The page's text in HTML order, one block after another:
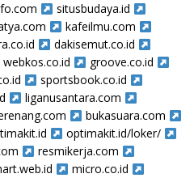
situsbudaya.id
kafeilmu.com
dakisemut.co.id
webkos.co.id
groove.co.id
sportsbook.co.id
liganusantara.com
bukasuara.com
optimakit.id/loker/
resmikerja.com
micro.co.id